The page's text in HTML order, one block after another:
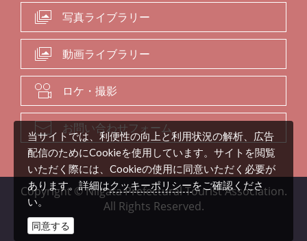
写真ライブラリー
動画ライブラリー
ロケ・撮影
お問い合わせフォーム
Copyright © Niigata Prefectural Tourist Association.
All Rights Reserved.
当サイトでは、利便性の向上と利用状況の解析、広告
配信のためにCookieを使用しています。サイトを閲覧
いただく際には、Cookieの使用に同意いただく必要が
あります。詳細はクッキーポリシーをご確認くださ
い。
同意する